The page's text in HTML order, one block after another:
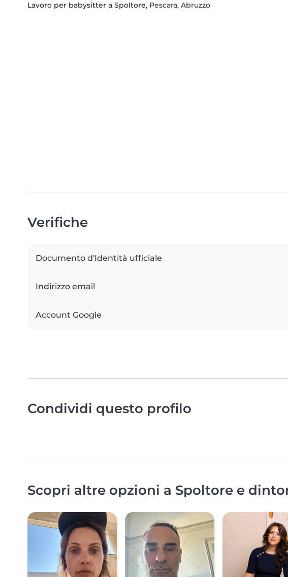
Lavoro per babysitter a Spoltore, Pescara, Abruzzo
Verifiche
Documento d'Identità ufficiale
Indirizzo email
Account Google
Condividi questo profilo
Scopri altre opzioni a Spoltore e